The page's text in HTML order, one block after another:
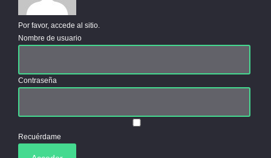
Por favor, accede al sitio.
Nombre de usuario
Contraseña
Recuérdame